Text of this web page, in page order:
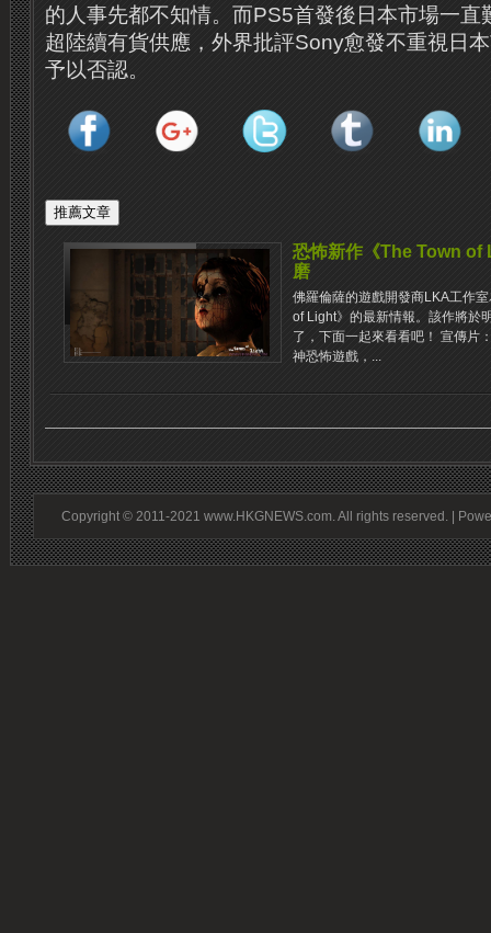
的人事先都不知情。而PS5首發後日本市場一直
超陸續有貨供應，外界批評Sony愈發不重視日
予以否認。
恐怖新作《The Town of
磨
佛羅倫薩的遊戲開發商LKA工作
of Light》的最新情報。該作將於
了，下面一起來看看吧！ 宣傳片
神恐怖遊戲，...
Copyright © 2011-2021 www.HKGNEWS.com. All rights reserved. |